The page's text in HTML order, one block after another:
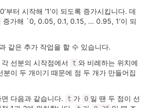
부터 시작해 '1’이 되도록 증가시킵니다. 데
증가해 `0, 0.05, 0.1, 0.15, … 0.95, 1’이 되
같은 추가 작업을 할 수 있습니다.
선분의 시작점에서 t 와 비례하는 위치에
분이 두 개이기 때문에 점 두 개가 만들어집
다음과 같습니다.
t 가 0 일 땐 두 점이 선